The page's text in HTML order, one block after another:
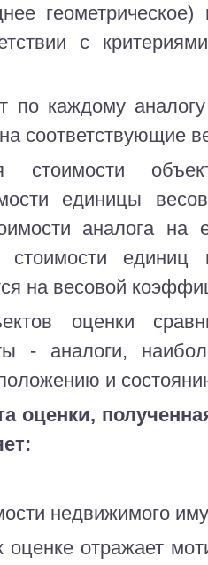
с
по каждому
соответствующие
стоимости
единицы
аналога на
стоимости
на весовой
оценки
- аналоги,
и
оценки,
недвижимого
отражает